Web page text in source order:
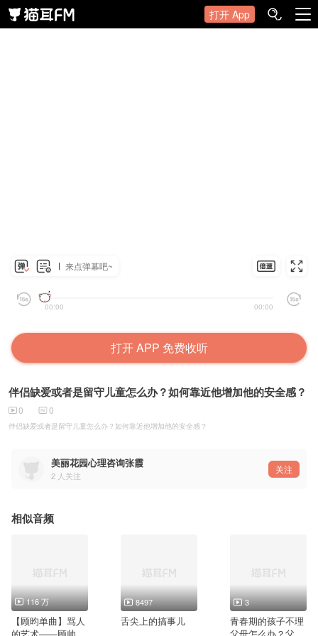
打开 App
来点弹幕吧~
00:00 00:00
打开 APP 免费收听
伴侣缺爱或者是留守儿童怎么办？如何靠近他增加他的安全感？
0 0
伴侣缺爱或者是留守儿童怎么办？如何靠近他增加他的安全感？
美丽花园心理咨询张霞
2 人关注
关注
相似音频
116 万
【顾昀单曲】骂人
8497
舌尖上的搞事儿
3
青春期的孩子不理